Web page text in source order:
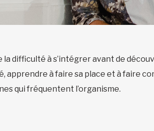
la difficulté à s’intégrer avant de
à faire sa place et à faire
qui fréquentent l’organisme.